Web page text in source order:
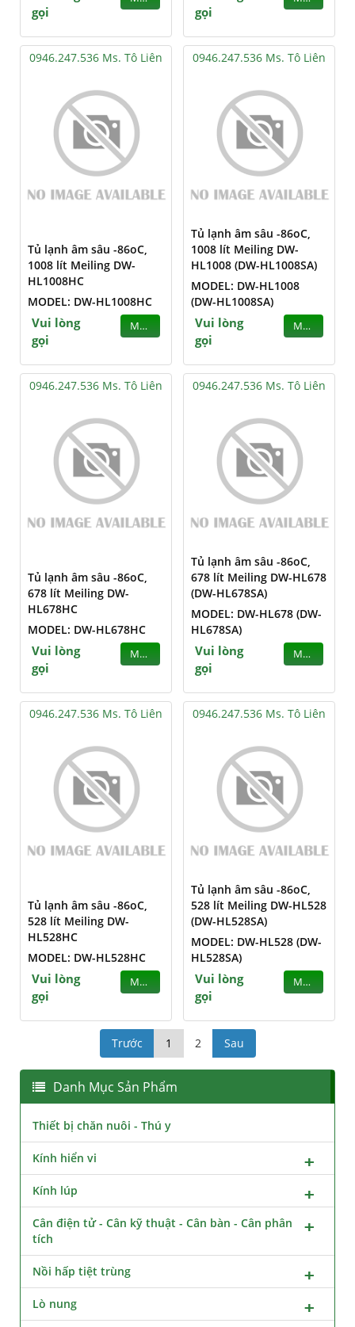
gọi
gọi
0946.247.536 Ms. Tô Liên
Tủ lạnh âm sâu -86oC,
1008 lít Meiling DW-
HL1008HC
MODEL: DW-HL1008HC
Vui lòng
gọi
MUA
0946.247.536 Ms. Tô Liên
Tủ lạnh âm sâu -86oC,
1008 lít Meiling DW-
HL1008 (DW-HL1008SA)
MODEL: DW-HL1008
(DW-HL1008SA)
Vui lòng
gọi
MUA
0946.247.536 Ms. Tô Liên
Tủ lạnh âm sâu -86oC,
678 lít Meiling DW-
HL678HC
MODEL: DW-HL678HC
Vui lòng
gọi
MUA
0946.247.536 Ms. Tô Liên
Tủ lạnh âm sâu -86oC,
678 lít Meiling DW-HL678
(DW-HL678SA)
MODEL: DW-HL678 (DW-
HL678SA)
Vui lòng
gọi
MUA
0946.247.536 Ms. Tô Liên
Tủ lạnh âm sâu -86oC,
528 lít Meiling DW-
HL528HC
MODEL: DW-HL528HC
Vui lòng
gọi
MUA
0946.247.536 Ms. Tô Liên
Tủ lạnh âm sâu -86oC,
528 lít Meiling DW-HL528
(DW-HL528SA)
MODEL: DW-HL528 (DW-
HL528SA)
Vui lòng
gọi
MUA
Trước 1 2 Sau
Danh Mục Sản Phẩm
Thiết bị chăn nuôi - Thú y
Kính hiển vi
Kính lúp
Cân điện tử - Cân kỹ thuật - Cân bàn - Cân phân
tích
Nồi hấp tiệt trùng
Lò nung